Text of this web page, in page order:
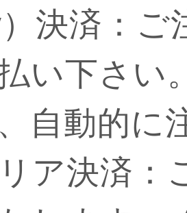
決済：ご
い下さい
自動的に
ア決済：